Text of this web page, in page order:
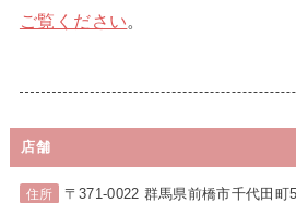
ご覧ください。
店舗
住所 〒371-0022 群馬県前橋市千代田町